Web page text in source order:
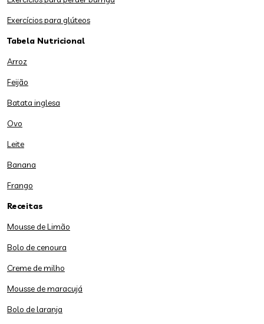
Exercícios para glúteos
Tabela Nutricional
Arroz
Feijão
Batata inglesa
Ovo
Leite
Banana
Frango
Receitas
Mousse de Limão
Bolo de cenoura
Creme de milho
Mousse de maracujá
Bolo de laranja